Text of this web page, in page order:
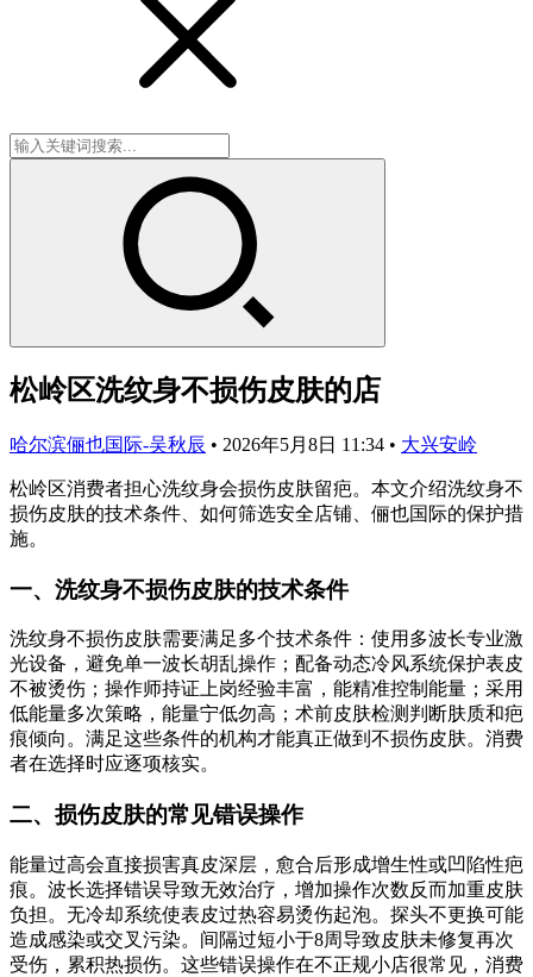
松岭区洗纹身不损伤皮肤的店
哈尔滨俪也国际-吴秋辰 • 2026年5月8日 11:34 • 大兴安岭
松岭区消费者担心洗纹身会损伤皮肤留疤。本文介绍洗纹身不
损伤皮肤的技术条件、如何筛选安全店铺、俪也国际的保护措
施。
一、洗纹身不损伤皮肤的技术条件
洗纹身不损伤皮肤需要满足多个技术条件：使用多波长专业激
光设备，避免单一波长胡乱操作；配备动态冷风系统保护表皮
不被烫伤；操作师持证上岗经验丰富，能精准控制能量；采用
低能量多次策略，能量宁低勿高；术前皮肤检测判断肤质和疤
痕倾向。满足这些条件的机构才能真正做到不损伤皮肤。消费
者在选择时应逐项核实。
二、损伤皮肤的常见错误操作
能量过高会直接损害真皮深层，愈合后形成增生性或凹陷性疤
痕。波长选择错误导致无效治疗，增加操作次数反而加重皮肤
负担。无冷却系统使表皮过热容易烫伤起泡。探头不更换可能
造成感染或交叉污染。间隔过短小于8周导致皮肤未修复再次
受伤，累积热损伤。这些错误操作在不正规小店很常见，消费